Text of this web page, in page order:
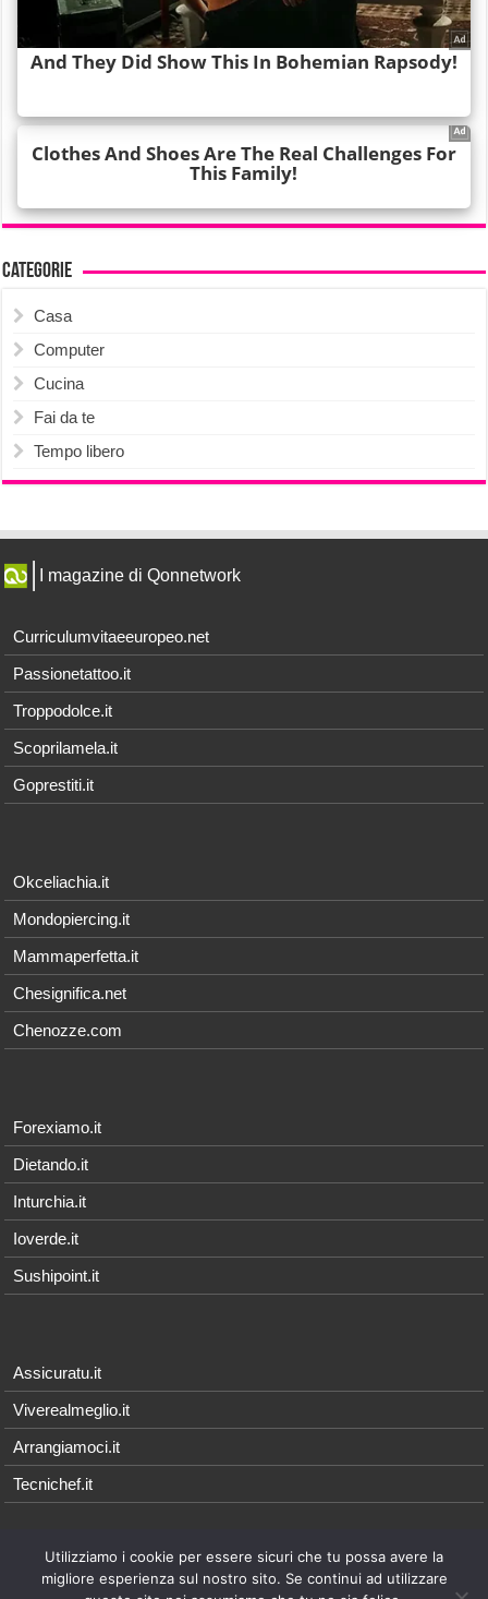
Categorie
Casa
Computer
Cucina
Fai da te
Tempo libero
I magazine di Qonnetwork
Curriculumvitaeeuropeo.net
Passionetattoo.it
Troppodolce.it
Scoprilamela.it
Goprestiti.it
Okceliachia.it
Mondopiercing.it
Mammaperfetta.it
Chesignifica.net
Chenozze.com
Forexiamo.it
Dietando.it
Inturchia.it
Ioverde.it
Sushipoint.it
Assicuratu.it
Viverealmeglio.it
Arrangiamoci.it
Tecnichef.it
© 2026 - Arrangiamoci.it è parte della rete Qonnetwork, i cui contenuti
sono di proprietà esclusiva diQonnecta srl- P.I. 08021571214 |
Utilizziamo i cookie per essere sicuri che tu possa avere la
migliore esperienza sul nostro sito. Se continui ad utilizzare